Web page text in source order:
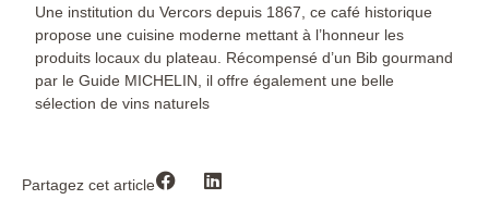
Une institution du Vercors depuis 1867, ce café historique
propose une cuisine moderne mettant à l’honneur les
produits locaux du plateau. Récompensé d’un Bib gourmand
par le Guide MICHELIN, il offre également une belle
sélection de vins naturels
Partagez cet article